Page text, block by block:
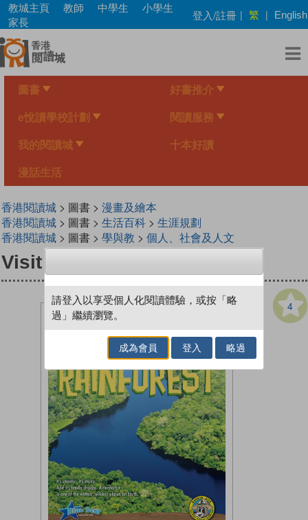
Skip
main
content
教城主頁 教師 中學生
小學生
家長
登入/註冊 | 繁 | English
圖書 好書推介
e悅讀學校計劃 閱讀服務
我的閱讀城 十本好讀
漫話生活
香港閱讀城> 圖書 > 漫畫及繪本
香港閱讀城> 圖書 > 生活百科> 生涯規劃
香港閱讀城> 圖書 > 學與教 > 個人、社會及人文
Visit a Rainforest
4
請登入以享受個人化閱讀體驗，或按「略
過」繼續瀏覽。
成為會員 登入 略過